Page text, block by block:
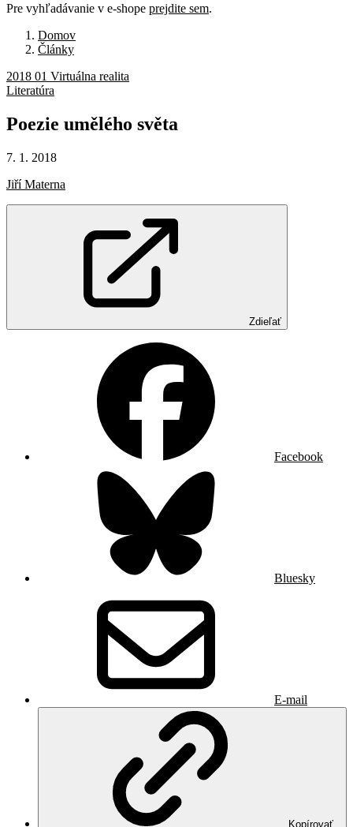
Pre vyhľadávanie v e-shope prejdite sem.
Domov
Články
2018 01 Virtuálna realita
Literatúra
Poezie umělého světa
7. 1. 2018
Jiří Materna
Zdieľať
Facebook
Bluesky
E-mail
Kopírovať